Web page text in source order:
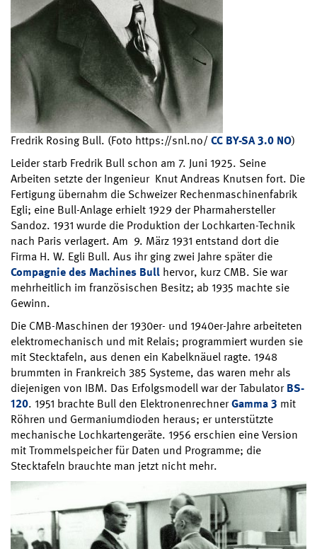
Fredrik Rosing Bull. (Foto https://snl.no/ CC BY-SA 3.0 NO)
Leider starb Fredrik Bull schon am 7. Juni 1925. Seine
Arbeiten setzte der Ingenieur Knut Andreas Knutsen fort. Die
Fertigung übernahm die Schweizer Rechenmaschinenfabrik
Egli; eine Bull-Anlage erhielt 1929 der Pharmahersteller
Sandoz. 1931 wurde die Produktion der Lochkarten-Technik
nach Paris verlagert. Am 9. März 1931 entstand dort die
Firma H. W. Egli Bull. Aus ihr ging zwei Jahre später die
Compagnie des Machines Bull hervor, kurz CMB. Sie war
mehrheitlich im französischen Besitz; ab 1935 machte sie
Gewinn.
Die CMB-Maschinen der 1930er- und 1940er-Jahre arbeiteten
elektromechanisch und mit Relais; programmiert wurden sie
mit Stecktafeln, aus denen ein Kabelknäuel ragte. 1948
brummten in Frankreich 385 Systeme, das waren mehr als
diejenigen von IBM. Das Erfolgsmodell war der TabulatorBS-
120. 1951 brachte Bull den ElektronenrechnerGamma 3 mit
Röhren und Germaniumdioden heraus; er unterstützte
mechanische Lochkartengeräte. 1956 erschien eine Version
mit Trommelspeicher für Daten und Programme; die
Stecktafeln brauchte man jetzt nicht mehr.